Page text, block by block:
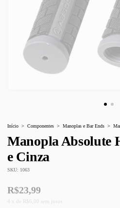
Início > Componentes > Manoplas e Bar Ends >
Manopla Absolute
e Cinza
SKU: 1063
R$23,99
x R$6,00 sem juros